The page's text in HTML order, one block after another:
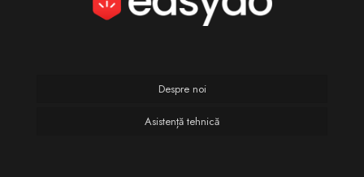
Despre noi
Asistență tehnică